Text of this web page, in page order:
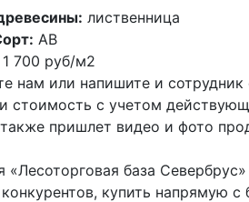
лиственница
АВ
1 700 руб/м2
нам или напишите и сотрудник
стоимость с учетом
пришлет видео и фото
«Лесоторговая база Севербрус»
купить напрямую с